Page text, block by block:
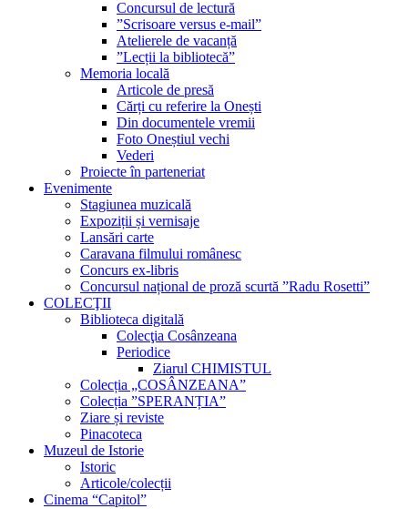
Concursul de lectură
”Scrisoare versus e-mail”
Atelierele de vacanță
”Lecții la bibliotecă”
Memoria locală
Articole de presă
Cărți cu referire la Onești
Din documentele vremii
Foto Oneștiul vechi
Vederi
Proiecte în parteneriat
Evenimente
Stagiunea muzicală
Expoziții și vernisaje
Lansări carte
Caravana filmului românesc
Concurs ex-libris
Concursul național de proză scurtă ”Radu Rosetti”
COLECŢII
Biblioteca digitală
Colecţia Cosânzeana
Periodice
Ziarul CHIMISTUL
Colecția „COSÂNZEANA”
Colecția ”SPERANȚIA”
Ziare și reviste
Pinacoteca
Muzeul de Istorie
Istoric
Articole/colecții
Cinema “Capitol”